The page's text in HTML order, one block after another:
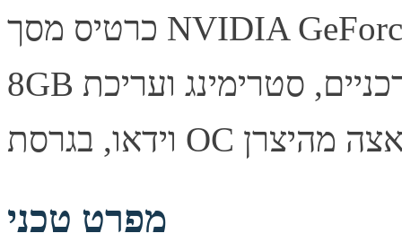
כרטיס מסך NVIDIA GeForce RTX 5060 מבית Gigabyte עם
8GB זיכרון. ביצועים גבוהים למשחקים עדכניים, סטרימינג ועריכת
מפרט טכני